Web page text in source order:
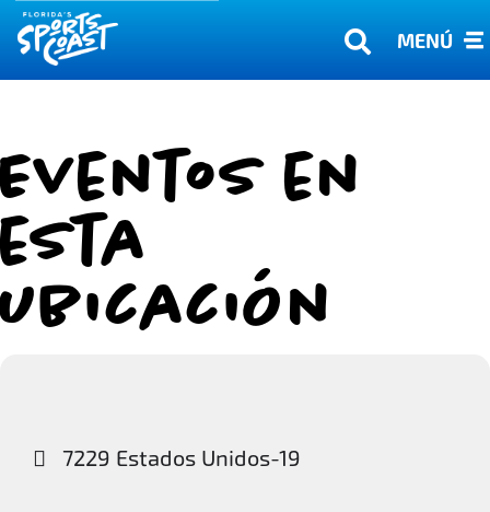
MENÚ
Eventos en
esta
ubicación
7229 Estados Unidos-19